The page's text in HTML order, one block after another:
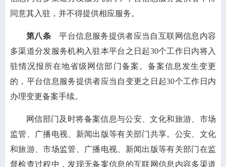
同意其入驻，并不得提供相应服务。
第八条 平台信息服务提供者应当自互联网信息内容
多渠道分发服务机构入驻本平台之日起30个工作日内将入
驻情况报所在地省级网信部门备案。备案信息发生变更
的，平台信息服务提供者应当自变更之日起30个工作日内
办理变更备案手续。
网信部门及时将备案信息与公安、文化和旅游、市场
监管、广播电视、新闻出版等有关部门共享。公安、文化
和旅游、市场监管、广播电视、新闻出版等有关部门在监
督检查过程中，发现无备案信息的互联网信息内容多渠道